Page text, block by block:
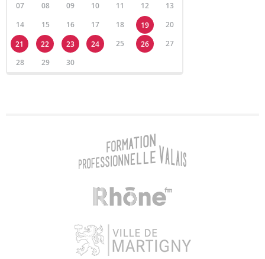
07
08 09 10 11 12
13
14
15 16 17 18 19
20
21
22 23 24 25 26
27
28
29 30